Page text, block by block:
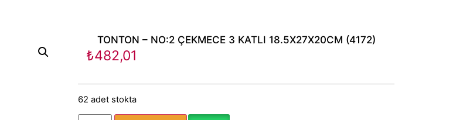
TONTON – NO:2 ÇEKMECE 3 KATLI 18.5X27X20CM (4172)
₺482,01
62 adet stokta